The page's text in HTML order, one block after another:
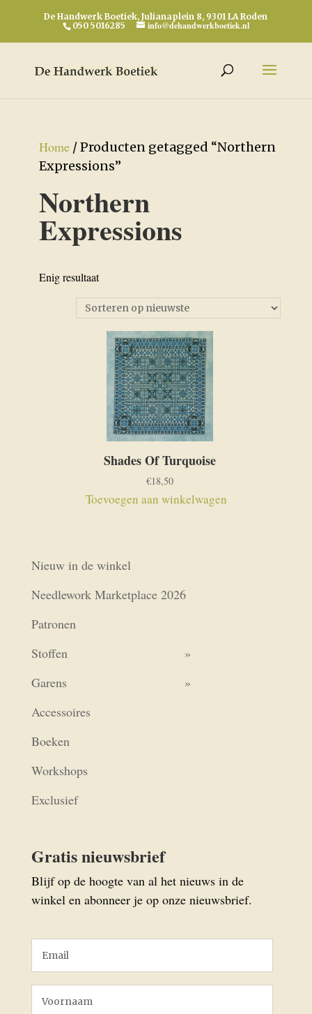
De Handwerk Boetiek, Julianaplein 8, 9301 LA Roden
050 5016285
info@dehandwerkboetiek.nl
Home/ Producten getagged “Northern
Expressions”
Northern
Expressions
Enig resultaat
Shades Of Turquoise
€18,50
Toevoegen aan winkelwagen
Nieuw in de winkel
Needlework Marketplace 2026
Patronen
Stoffen
Garens
Accessoires
Boeken
Workshops
Exclusief
Gratis nieuwsbrief
Blijf op de hoogte van al het nieuws in de
winkel en abonneer je op onze nieuwsbrief.